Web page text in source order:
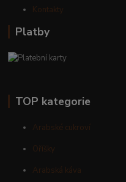
Kontakty
Platby
TOP kategorie
Arabské cukroví
Oříšky
Arabská káva